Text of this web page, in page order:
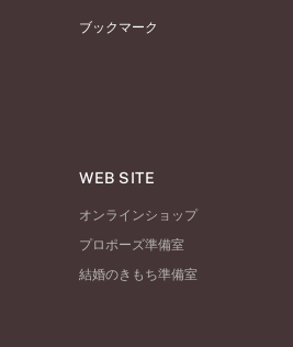
ブックマーク
WEB SITE
オンラインショップ
プロポーズ準備室
結婚のきもち準備室